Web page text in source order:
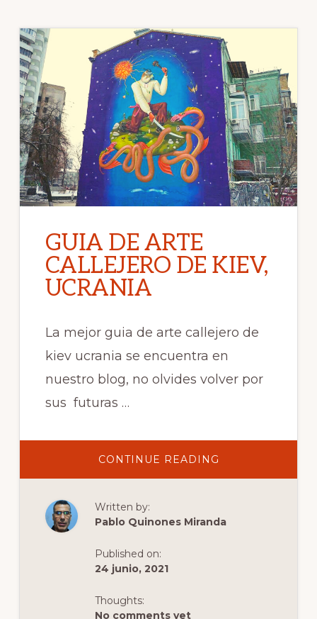
GUIA DE ARTE
CALLEJERO DE KIEV,
UCRANIA
La mejor guia de arte callejero de
kiev ucrania se encuentra en
nuestro blog, no olvides volver por
sus futuras …
CONTINUE READING
DE
KIEV,
UCRANIA
Written by:
Pablo Quinones Miranda
Published on:
24 junio, 2021
Thoughts:
No comments yet